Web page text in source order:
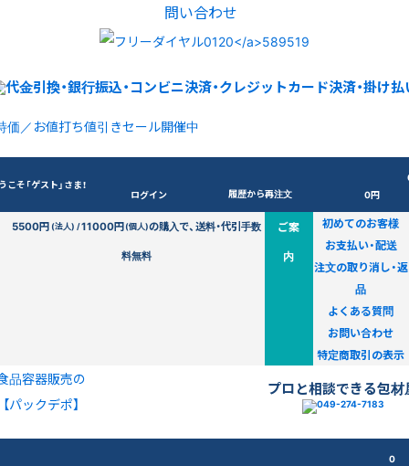
問い合わせ
価／お値打ち値引きセール開催中
こそ「ゲスト」さま！
ログイン 履歴から再注文
0円
5500円(法人) /11000円(個人)の購入で、送料・代引手数
料無料
ご案
内
初めてのお客様
お支払い・配送
注文の取り消し・返
品
よくある質問
お問い合わせ
特定商取引の表示
品容器販売の
【パックデポ】
プロと相談できる包材
0